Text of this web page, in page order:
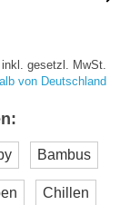
gesetzl. MwSt.
von Deutschland
Bambus
Chillen